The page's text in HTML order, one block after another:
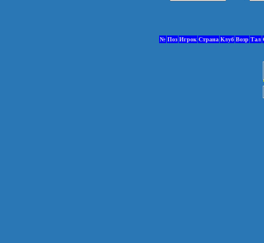
№ Поз Игрок Страна Клуб Возр Тал